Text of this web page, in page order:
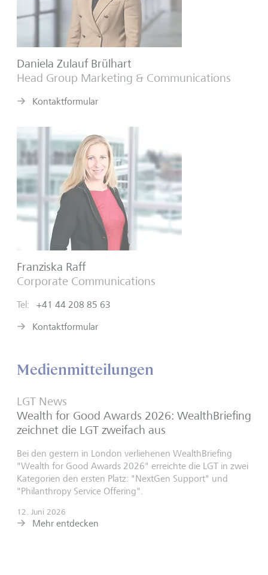
Daniela Zulauf Brülhart
Head Group Marketing & Communications
Kontaktformular
Franziska Raff
Corporate Communications
Tel:
+41 44 208 85 63
Kontaktformular
Medienmitteilungen
LGT News
Wealth for Good Awards 2026: WealthBriefing
zeichnet die LGT zweifach aus
Bei den gestern in London verliehenen WealthBriefing
"Wealth for Good Awards 2026" erreichte die LGT in zwei
Kategorien den ersten Platz: "NextGen Support" und
"Philanthropy Service Offering".
12. Juni 2026
Mehr entdecken